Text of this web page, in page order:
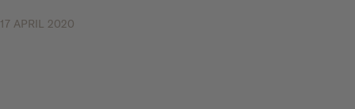
17 APRIL 2020